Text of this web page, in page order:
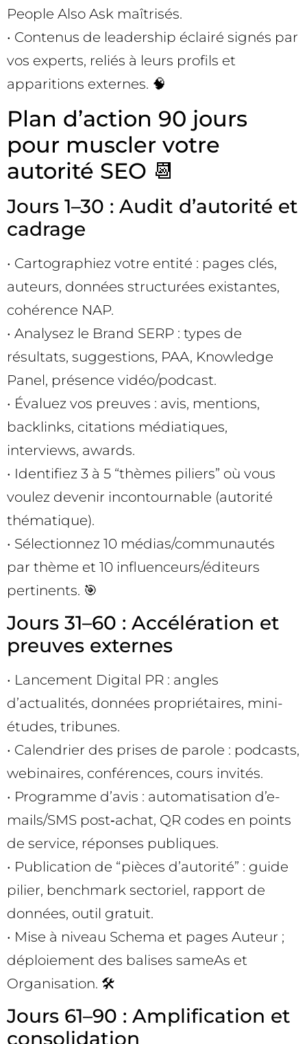
People Also Ask maîtrisés.
• Contenus de leadership éclairé signés par
vos experts, reliés à leurs profils et
apparitions externes. 🧠
Plan d’action 90 jours
pour muscler votre
autorité SEO 📆
Jours 1–30 : Audit d’autorité et
cadrage
• Cartographiez votre entité : pages clés,
auteurs, données structurées existantes,
cohérence NAP.
• Analysez le Brand SERP : types de
résultats, suggestions, PAA, Knowledge
Panel, présence vidéo/podcast.
• Évaluez vos preuves : avis, mentions,
backlinks, citations médiatiques,
interviews, awards.
• Identifiez 3 à 5 “thèmes piliers” où vous
voulez devenir incontournable (autorité
thématique).
• Sélectionnez 10 médias/communautés
par thème et 10 influenceurs/éditeurs
pertinents. 🎯
Jours 31–60 : Accélération et
preuves externes
• Lancement Digital PR : angles
d’actualités, données propriétaires, mini-
études, tribunes.
• Calendrier des prises de parole : podcasts,
webinaires, conférences, cours invités.
• Programme d’avis : automatisation d’e-
mails/SMS post‑achat, QR codes en points
de service, réponses publiques.
• Publication de “pièces d’autorité” : guide
pilier, benchmark sectoriel, rapport de
données, outil gratuit.
• Mise à niveau Schema et pages Auteur ;
déploiement des balises sameAs et
Organisation. 🛠️
Jours 61–90 : Amplification et
consolidation